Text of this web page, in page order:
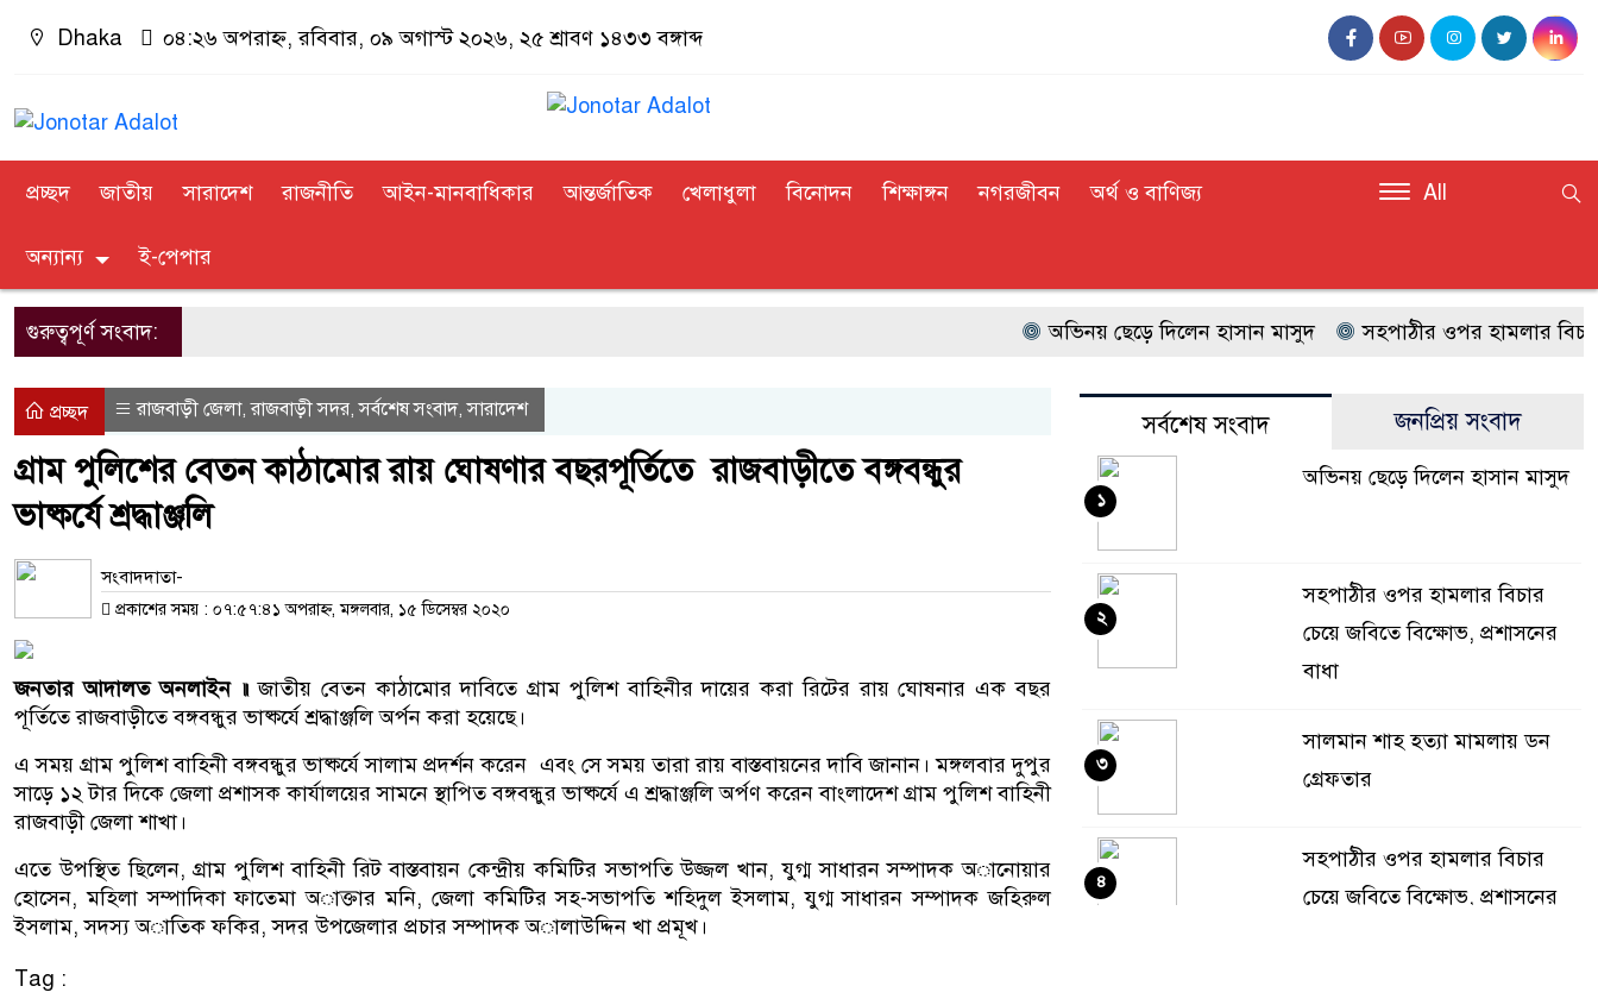
Dhaka ০৪:২৬ অপরাহ্ন, রবিবার, ০৯ অগাস্ট ২০২৬, ২৫ শ্রাবণ ১৪৩৩ বঙ্গাব্দ
প্রচ্ছদ জাতীয় সারাদেশ রাজনীতি আইন-মানবাধিকার আন্তর্জাতিক খেলাধুলা বিনোদন শিক্ষাঙ্গন নগরজীবন অর্থ ও বাণিজ্য
অন্যান্য ই-পেপার
All
গুরুত্বপূর্ণ সংবাদ: অভিনয় ছেড়ে দিলেন হাসান মাসুদ সহপাঠীর ওপর হামলার বিচার
প্রচ্ছদ রাজবাড়ী জেলা,রাজবাড়ী সদর,সর্বশেষ সংবাদ,সারাদেশ
গ্রাম পু‌লিশের বেতন কাঠা‌মোর রায় ঘোষণার বছরপূ‌র্তি‌তে রাজবাড়ী‌তে বঙ্গবন্ধুর
ভাষ্কর্যে শ্রদ্ধাঞ্জ‌লি
সংবাদদাতা-
প্রকাশের সময় : ০৭:৫৭:৪১ অপরাহ্ন, মঙ্গলবার, ১৫ ডিসেম্বর ২০২০
জনতার আদালত অনলাইন ॥ জাতীয় বেতন কাঠা‌মোর দা‌বি‌তে গ্রাম পু‌লিশ বা‌হিনীর দা‌য়ের করা রি‌টের রায় ঘোষনার এক বছর
পূ‌র্তি‌তে রাজবাড়ীতে বঙ্গবন্ধুর ভাষ্ক‌র্যে শ্রদ্ধাঞ্জ‌লি অর্পন করা হ‌য়ে‌ছে।
এ সময় গ্রাম পু‌লিশ বা‌হিনী বঙ্গবন্ধুর ভাষ্ক‌র্যে সালাম প্রদর্শন ক‌রেন এবং সে সময় তারা রায় বাস্তবায়‌নের দা‌বি জানান। মঙ্গলবার দুপুর
সাড়ে ১২ টার দি‌কে জেলা প্রশাস‌ক কার্যাল‌য়ের সাম‌নে স্থা‌পিত বঙ্গবন্ধুর ভাষ্ক‌র্যে এ শ্রদ্ধাঞ্জ‌লি অর্পণ করেন বাংলাদেশ গ্রাম পু‌লিশ বা‌হিনী
রাজবাড়ী জেলা শাখা।
এতে উপ‌স্থিত ছি‌লেন, গ্রাম পু‌লিশ বা‌হিনী রিট বাস্তবায়ন কেন্দ্রীয় ক‌মি‌টির সভাপ‌তি উজ্জল খান, যুগ্ম সাধারন সম্পাদক অা‌নোয়ার
হো‌সেন, ম‌হিলা সম্পা‌দিকা ফা‌তেমা অাক্তার ম‌নি, জেলা ক‌মি‌টির সহ-সভাপ‌তি শহিদুল ইসলাম, যুগ্ম সাধারন সম্পাদক জ‌হিরুল
ইসলাম, সদস্য অাতিক ফ‌কির, সদর উপ‌জেলার প্রচার সম্পাদক অালাউ‌দ্দিন খা প্রমূখ।
Tag :
সর্বশেষ সংবাদ জনপ্রিয় সংবাদ
অভিনয় ছেড়ে দিলেন হাসান মাসুদ
১
সহপাঠীর ওপর হামলার বিচার
চেয়ে জবিতে বিক্ষোভ, প্রশাসনের
বাধা
২
সালমান শাহ হত্যা মামলায় ডন
গ্রেফতার
৩
সহপাঠীর ওপর হামলার বিচার
চেয়ে জবিতে বিক্ষোভ, প্রশাসনের
৪